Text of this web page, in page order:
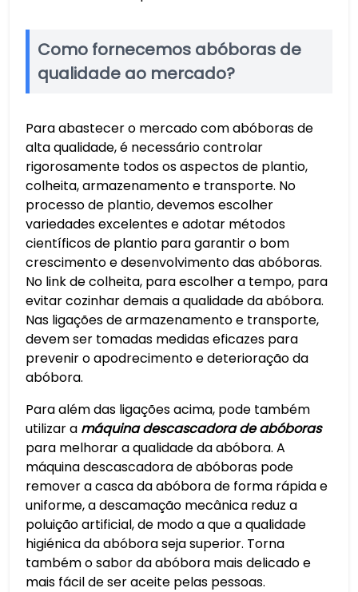
Como fornecemos abóboras de
qualidade ao mercado?
Para abastecer o mercado com abóboras de
alta qualidade, é necessário controlar
rigorosamente todos os aspectos de plantio,
colheita, armazenamento e transporte. No
processo de plantio, devemos escolher
variedades excelentes e adotar métodos
científicos de plantio para garantir o bom
crescimento e desenvolvimento das abóboras.
No link de colheita, para escolher a tempo, para
evitar cozinhar demais a qualidade da abóbora.
Nas ligações de armazenamento e transporte,
devem ser tomadas medidas eficazes para
prevenir o apodrecimento e deterioração da
abóbora.
Para além das ligações acima, pode também
utilizar a máquina descascadora de abóboras
para melhorar a qualidade da abóbora. A
máquina descascadora de abóboras pode
remover a casca da abóbora de forma rápida e
uniforme, a descamação mecânica reduz a
poluição artificial, de modo a que a qualidade
higiénica da abóbora seja superior. Torna
também o sabor da abóbora mais delicado e
mais fácil de ser aceite pelas pessoas.